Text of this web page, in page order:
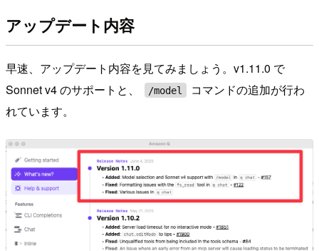
アップデート内容
早速、アップデート内容を見てみましょう。v1.11.0 で
Sonnet v4 のサポートと、
/model
コマンドの追加が行わ
れています。